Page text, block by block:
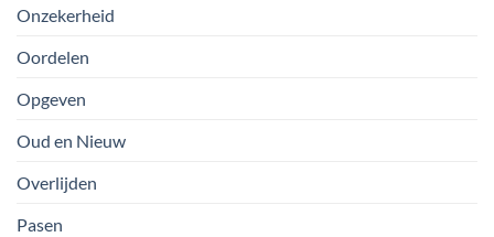
Onzekerheid
Oordelen
Opgeven
Oud en Nieuw
Overlijden
Pasen